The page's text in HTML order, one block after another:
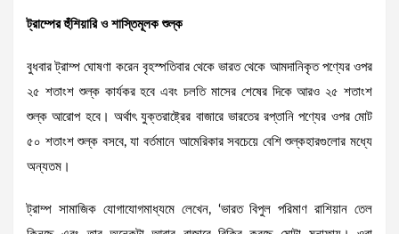
ট্রাম্পের হুঁশিয়ারি ও শাস্তিমূলক শুল্ক
বুধবার ট্রাম্প ঘোষণা করেন বৃহস্পতিবার থেকে ভারত থেকে আমদানিকৃত পণ্যের ওপর
২৫ শতাংশ শুল্ক কার্যকর হবে এবং চলতি মাসের শেষের দিকে আরও ২৫ শতাংশ
শুল্ক আরোপ হবে। অর্থাৎ যুক্তরাষ্ট্রের বাজারে ভারতের রপ্তানি পণ্যের ওপর মোট
৫০ শতাংশ শুল্ক বসবে, যা বর্তমানে আমেরিকার সবচেয়ে বেশি শুল্কহারগুলোর মধ্যে
অন্যতম।
ট্রাম্প সামাজিক যোগাযোগমাধ্যমে লেখেন, ‘ভারত বিপুল পরিমাণ রাশিয়ান তেল